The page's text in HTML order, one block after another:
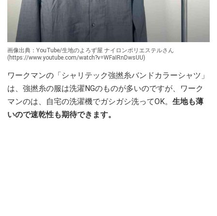
画像出典：YouTube/生地のよろず屋 ナイロンポリエステルさん
(https://www.youtube.com/watch?v=WFaIRnDwsUU)
ワークマンの「シャリテック強撚糸バンドカラーシャツ」
は、強撚糸の服は洗濯NGのものが多いのですが、ワーク
マンのは、自宅の洗濯機でガシガシ洗ってOK。 生地も薄
いので速乾性も期待できます。